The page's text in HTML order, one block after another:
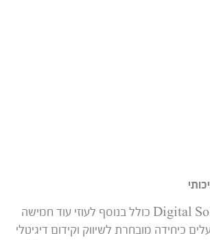
הצוות של Digital Solutions כולל בנוסף לעוזי עוד חמישה
כיחידה מובחרת לשיווק וקידום דיגיטלי